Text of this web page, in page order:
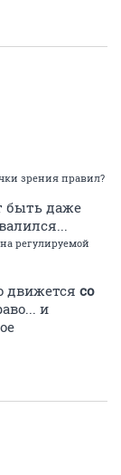
зрения правил?
быть даже
регулируемой
движется со
и